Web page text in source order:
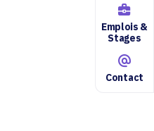
Emplois &
Stages
Contact